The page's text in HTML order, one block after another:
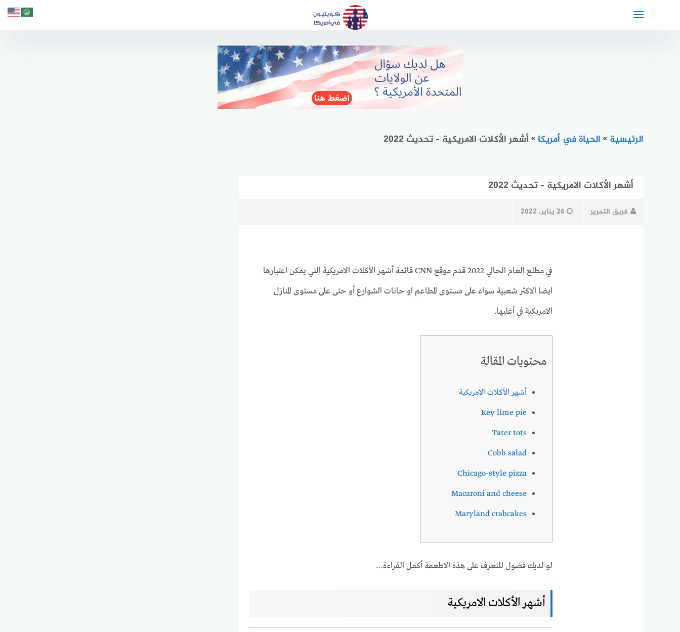
الرئيسية » الحياة في أمريكا »أشهر الأكلات الامريكية – تحديث 2022
أشهر الأكلات الامريكية – تحديث 2022
فريق التحرير 26 يناير، 2022
في مطلع العام الحالي 2022 قدم موقع CNN قائمة أشهر الأكلات الامريكية التي يمكن اعتبارها
ايضا الاكثر شعبية سواء على مستوى المطاعم او حانات الشوارع أو حتى على مستوى المنازل
الامريكية في أغلبها.
محتويات المقالة
أشهر الأكلات الامريكية
Key lime pie
Tater tots
Cobb salad
Chicago-style pizza
Macaroni and cheese
Maryland crabcakes
لو لديك فضول للتعرف على هذه الاطعمة أكمل القراءة…
أشهر الأكلات الامريكية